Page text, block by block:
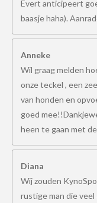
Evert anticipeert
baasje haha).
Anneke
Wil graag melden
onze teckel , een
van honden en
goed
heen te gaan met de
Diana
Wij zouden
rustige man die